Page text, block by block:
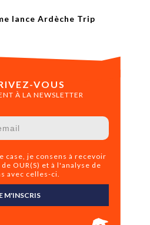
lance Ardèche Trip
VOUS
À LA NEWSLETTER
case, je consens à recevoir
OUR(S) et à l'analyse de
avec celles-ci.
M'INSCRIS